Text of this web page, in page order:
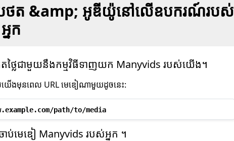
បថត &amp; អូឌីយ៉ូនៅលើឧបករណ៍របស់
អ្នក
លៃជាមួយនឹងកម្មវិធីទាញយក Manyvids របស់យើង។
ស់យើងមុនពេល URL មេឌៀណាមួយដូចនេះ:
path/to/media
ប់​មេឌៀ Manyvids របស់​អ្នក ។